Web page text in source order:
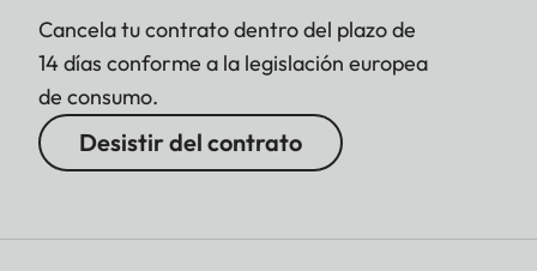
Cancela tu contrato dentro del plazo de
14 días conforme a la legislación europea
de consumo.
Desistir del contrato